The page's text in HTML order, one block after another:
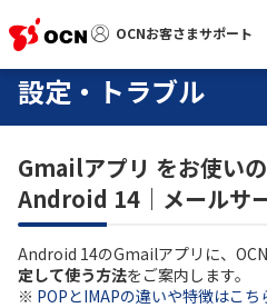
OCNお客さまサポート
OCNお客さまサポート
サポートトップ
サービス名から探す
よくあるご質問
設定・トラブル
Gmailアプリ をお使い
Android 14｜メールサ
Android 14のGmailアプリに、
定して使う方法をご案内します。
※ POPとIMAPの違いや特徴はこち